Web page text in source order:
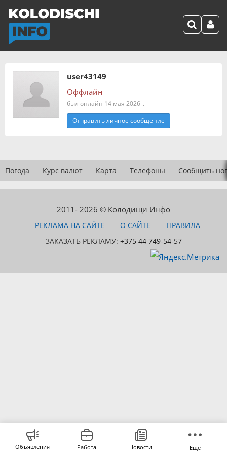
user43149
Оффлайн
был онлайн 14 мая 2026г.
Отправить личное сообщение
Погода Курс валют Карта Телефоны Сообщить
2011- 2026 © Колодищи Инфо
РЕКЛАМА НА САЙТЕ О САЙТЕ
ПРАВИЛА
ЗАКАЗАТЬ РЕКЛАМУ: +375 44 749-54-57
Объявления Работа Новости Ещё